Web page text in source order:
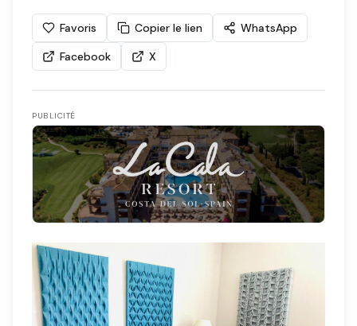
Favoris Copier le lien
WhatsApp
Facebook
X
PUBLICITÉ